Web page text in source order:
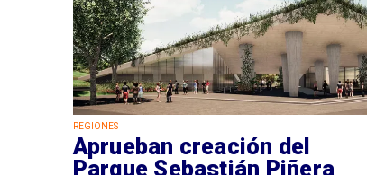
REGIONES
Aprueban creación del
Parque Sebastián Piñera